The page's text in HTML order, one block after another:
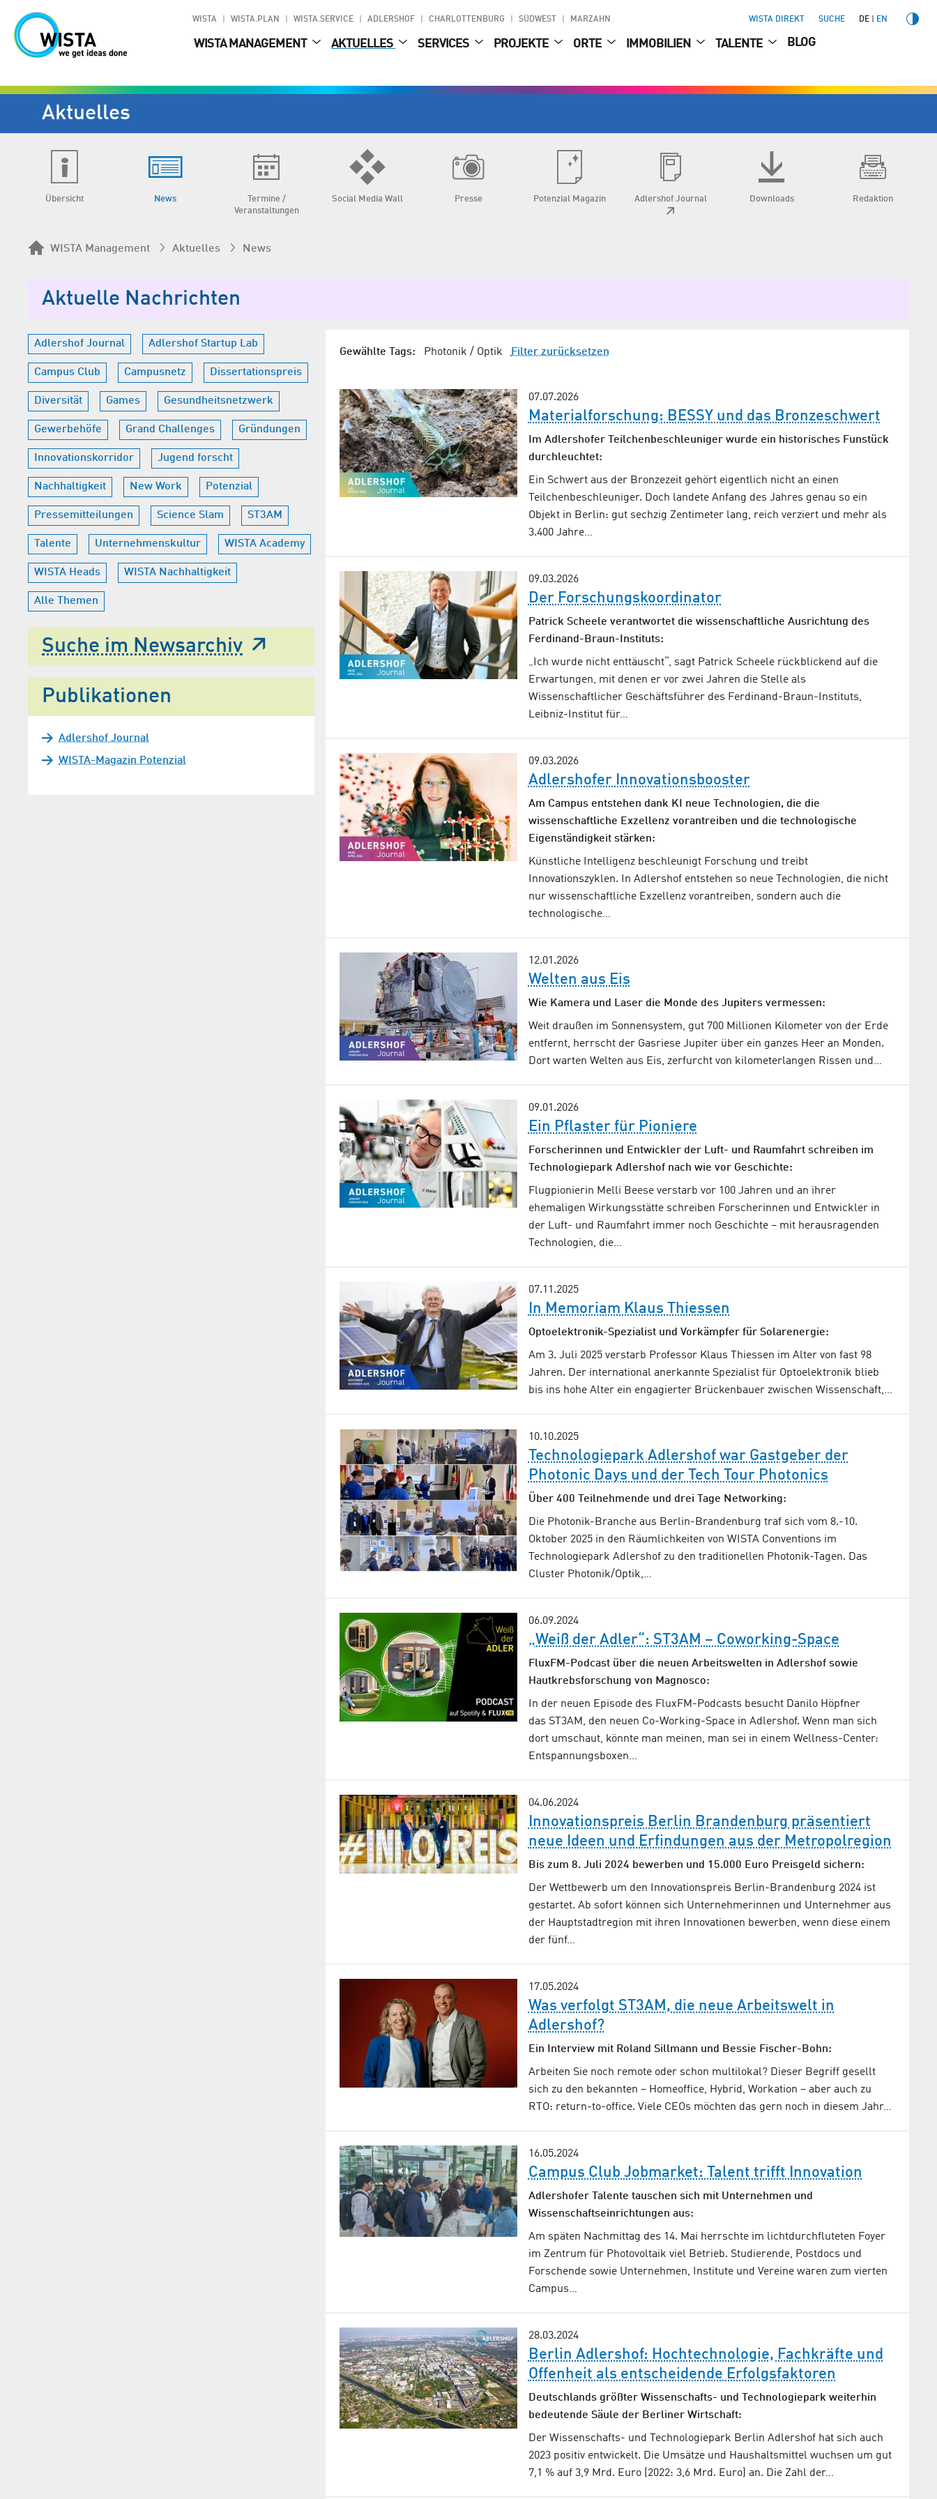
WISTA WISTA.PLAN WISTA.SERVICE ADLERSHOF CHARLOTTENBURG SÜDWEST MARZAHN WISTA DIREKT SUCHE DE EN
WISTA MANAGEMENT AKTUELLES SERVICES PROJEKTE ORTE IMMOBILIEN TALENTE BLOG
Aktuelles
Übersicht News
Termine /
Veranstaltungen
Social Media Wall Presse Potenzial Magazin Adlershof Journal Downloads Redaktion
WISTA Management Aktuelles News
Aktuelle Nachrichten
Adlershof Journal Adlershof Startup Lab
Campus Club Campusnetz Dissertationspreis
Diversität Games Gesundheitsnetzwerk
Gewerbehöfe Grand Challenges Gründungen
Innovationskorridor Jugend forscht
Nachhaltigkeit New Work Potenzial
Pressemitteilungen Science Slam ST3AM
Talente Unternehmenskultur WISTA Academy
WISTA Heads WISTA Nachhaltigkeit
Alle Themen
Suche im Newsarchiv
Publikationen
Adlershof Journal
WISTA-Magazin Potenzial
Gewählte Tags: Photonik / Optik Filter zurücksetzen
07.07.2026
Materialforschung: BESSY und das Bronzeschwert
Im Adlershofer Teilchenbeschleuniger wurde ein historisches Funstück
durchleuchtet:
Ein Schwert aus der Bronzezeit gehört eigentlich nicht an einen
Teilchenbeschleuniger. Doch landete Anfang des Jahres genau so ein
Objekt in Berlin: gut sechzig Zentimeter lang, reich verziert und mehr als
3.400 Jahre…
09.03.2026
Der Forschungskoordinator
Patrick Scheele verantwortet die wissenschaftliche Ausrichtung des
Ferdinand-Braun-Instituts:
„Ich wurde nicht enttäuscht“, sagt Patrick Scheele rückblickend auf die
Erwartungen, mit denen er vor zwei Jahren die Stelle als
Wissenschaftlicher Geschäftsführer des Ferdinand-Braun-Instituts,
Leibniz-Institut für…
09.03.2026
Adlershofer Innovationsbooster
Am Campus entstehen dank KI neue Technologien, die die
wissenschaftliche Exzellenz vorantreiben und die technologische
Eigenständigkeit stärken:
Künstliche Intelligenz beschleunigt Forschung und treibt
Innovationszyklen. In Adlershof entstehen so neue Technologien, die nicht
nur wissenschaftliche Exzellenz vorantreiben, sondern auch die
technologische…
12.01.2026
Welten aus Eis
Wie Kamera und Laser die Monde des Jupiters vermessen:
Weit draußen im Sonnensystem, gut 700 Millionen Kilometer von der Erde
entfernt, herrscht der Gasriese Jupiter über ein ganzes Heer an Monden.
Dort warten Welten aus Eis, zerfurcht von kilometerlangen Rissen und…
09.01.2026
Ein Pflaster für Pioniere
Forscherinnen und Entwickler der Luft- und Raumfahrt schreiben im
Technologiepark Adlershof nach wie vor Geschichte:
Flugpionierin Melli Beese verstarb vor 100 Jahren und an ihrer
ehemaligen Wirkungsstätte schreiben Forscherinnen und Entwickler in
der Luft- und Raumfahrt immer noch Geschichte – mit herausragenden
Technologien, die…
07.11.2025
In Memoriam Klaus Thiessen
Optoelektronik-Spezialist und Vorkämpfer für Solarenergie:
Am 3. Juli 2025 verstarb Professor Klaus Thiessen im Alter von fast 98
Jahren. Der international anerkannte Spezialist für Optoelektronik blieb
bis ins hohe Alter ein engagierter Brückenbauer zwischen Wissenschaft,…
10.10.2025
Technologiepark Adlershof war Gastgeber der
Photonic Days und der Tech Tour Photonics
Über 400 Teilnehmende und drei Tage Networking:
Die Photonik-Branche aus Berlin-Brandenburg traf sich vom 8.-10.
Oktober 2025 in den Räumlichkeiten von WISTA Conventions im
Technologiepark Adlershof zu den traditionellen Photonik-Tagen. Das
Cluster Photonik/Optik,…
06.09.2024
„Weiß der Adler“: ST3AM – Coworking-Space
FluxFM-Podcast über die neuen Arbeitswelten in Adlershof sowie
Hautkrebsforschung von Magnosco:
In der neuen Episode des FluxFM-Podcasts besucht Danilo Höpfner
das ST3AM, den neuen Co-Working-Space in Adlershof. Wenn man sich
dort umschaut, könnte man meinen, man sei in einem Wellness-Center:
Entspannungsboxen…
04.06.2024
Innovationspreis Berlin Brandenburg präsentiert
neue Ideen und Erfindungen aus der Metropolregion
Bis zum 8. Juli 2024 bewerben und 15.000 Euro Preisgeld sichern:
Der Wettbewerb um den Innovationspreis Berlin-Brandenburg 2024 ist
gestartet. Ab sofort können sich Unternehmerinnen und Unternehmer aus
der Hauptstadtregion mit ihren Innovationen bewerben, wenn diese einem
der fünf…
17.05.2024
Was verfolgt ST3AM, die neue Arbeitswelt in
Adlershof?
Ein Interview mit Roland Sillmann und Bessie Fischer-Bohn:
Arbeiten Sie noch remote oder schon multilokal? Dieser Begriff gesellt
sich zu den bekannten – Homeoffice, Hybrid, Workation – aber auch zu
RTO: return-to-office. Viele CEOs möchten das gern noch in diesem Jahr…
16.05.2024
Campus Club Jobmarket: Talent trifft Innovation
Adlershofer Talente tauschen sich mit Unternehmen und
Wissenschaftseinrichtungen aus:
Am späten Nachmittag des 14. Mai herrschte im lichtdurchfluteten Foyer
im Zentrum für Photovoltaik viel Betrieb. Studierende, Postdocs und
Forschende sowie Unternehmen, Institute und Vereine waren zum vierten
Campus…
28.03.2024
Berlin Adlershof: Hochtechnologie, Fachkräfte und
Offenheit als entscheidende Erfolgsfaktoren
Deutschlands größter Wissenschafts- und Technologiepark weiterhin
bedeutende Säule der Berliner Wirtschaft:
Der Wissenschafts- und Technologiepark Berlin Adlershof hat sich auch
2023 positiv entwickelt. Die Umsätze und Haushaltsmittel wuchsen um gut
7,1 % auf 3,9 Mrd. Euro (2022: 3,6 Mrd. Euro) an. Die Zahl der…